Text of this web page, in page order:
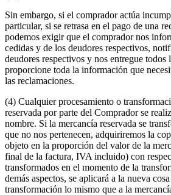
Sin embargo, si el comprador actúa
particular, si se retrasa en el pago de una
podemos exigir que el comprador nos
cedidas y de los deudores respectivos,
deudores respectivos y nos entregue todos
proporcione toda la información que
las reclamaciones.
(4) Cualquier procesamiento o
reservada por parte del Comprador se
nombre. Si la mercancía reservada se
que no nos pertenecen, adquiriremos la
objeto en la proporción del valor de la
final de la factura, IVA incluido) con
transformados en el momento de la
demás aspectos, se aplicará a la nueva
transformación lo mismo que a la